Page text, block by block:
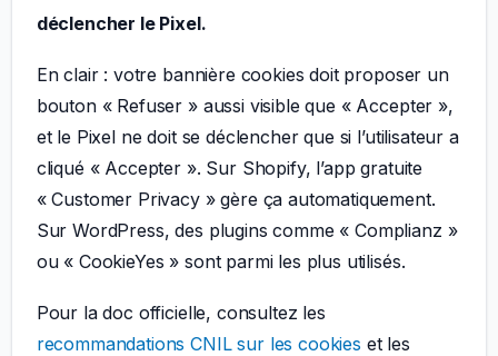
déclencher le Pixel.
En clair : votre bannière cookies doit proposer un
bouton « Refuser » aussi visible que « Accepter »,
et le Pixel ne doit se déclencher que si l’utilisateur a
cliqué « Accepter ». Sur Shopify, l’app gratuite
« Customer Privacy » gère ça automatiquement.
Sur WordPress, des plugins comme « Complianz »
ou « CookieYes » sont parmi les plus utilisés.
Pour la doc officielle, consultez les
recommandations CNIL sur les cookies et les